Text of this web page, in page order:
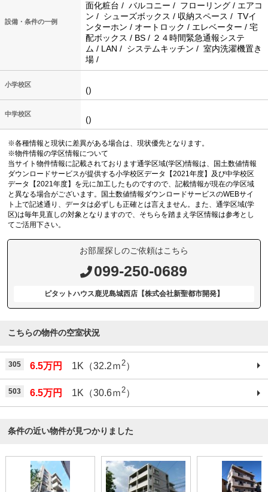
設備・条件の一例
面化粧台 / バルコニー / フローリング / エアコ
ン / シューズボックス / 収納スペース / TVイ
ンターホン / オートロック / エレベーター / 宅
配ボックス / BS / ２４時間緊急通報システ
ム / LAN / システムキッチン / 室内洗濯機置き
場 /
小学校区
()
中学校区
()
※各種情報と現状に差異がある場合は、現状優先となります。
※物件情報の学区情報について
当サイト物件情報に記載されております通学区域(学区)情報は、国土数値情報
ダウンロードサービスが提供する小学校区データ【2021年度】及び中学校区
データ【2021年度】を元に加工したものですので、記載情報が現在の学区域
と異なる場合がございます。国土数値情報ダウンロードサービスのWEBサイ
ト上で記述通り、データは必ずしも正確とは言えません。また、通学区域(学
区)は毎年見直しの対象となりますので、そちらを踏まえ学区情報は参考とし
てご活用下さい。
お部屋探しのご依頼はこちら
099-250-0689
ピタットハウス鹿児島城西店【株式会社新聖都市開発】
こちらの物件の空室状況
305 6.5万円 1K（32.2ｍ2）
503 6.5万円 1K（30.6ｍ2）
条件の近い物件が見つかりました